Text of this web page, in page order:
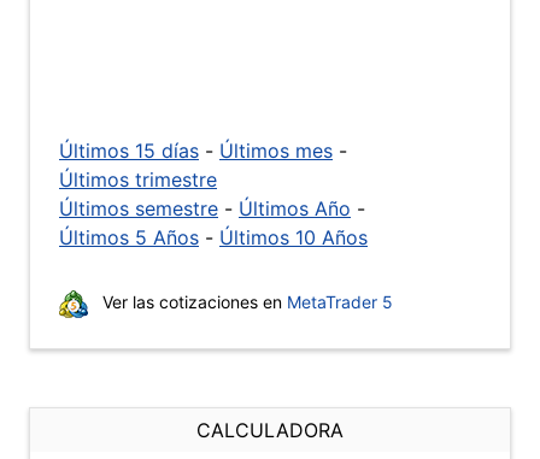
Últimos 15 días - Últimos mes -
Últimos trimestre
Últimos semestre - Últimos Año -
Últimos 5 Años - Últimos 10 Años
Ver las cotizaciones en MetaTrader 5
CALCULADORA